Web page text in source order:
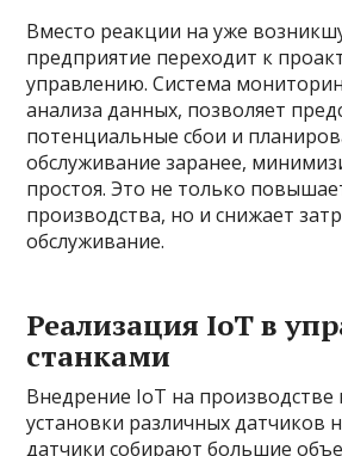
Вместо реакции на уже
предприятие переходит к
управлению. Система
анализа данных, позволяет
потенциальные сбои и
обслуживание заранее,
простоя. Это не только
производства, но и снижает
обслуживание.
Реализация IoT в
станками
Внедрение IoT на производстве
установки различных датчиков
датчики собирают большие